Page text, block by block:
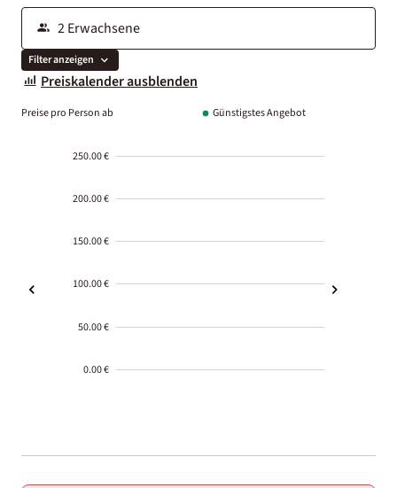
Filter anzeigen
Preiskalender ausblenden
Preise pro Person ab Günstigstes Angebot
250.00 €
200.00 €
150.00 €
100.00 €
50.00 €
0.00 €
01-02